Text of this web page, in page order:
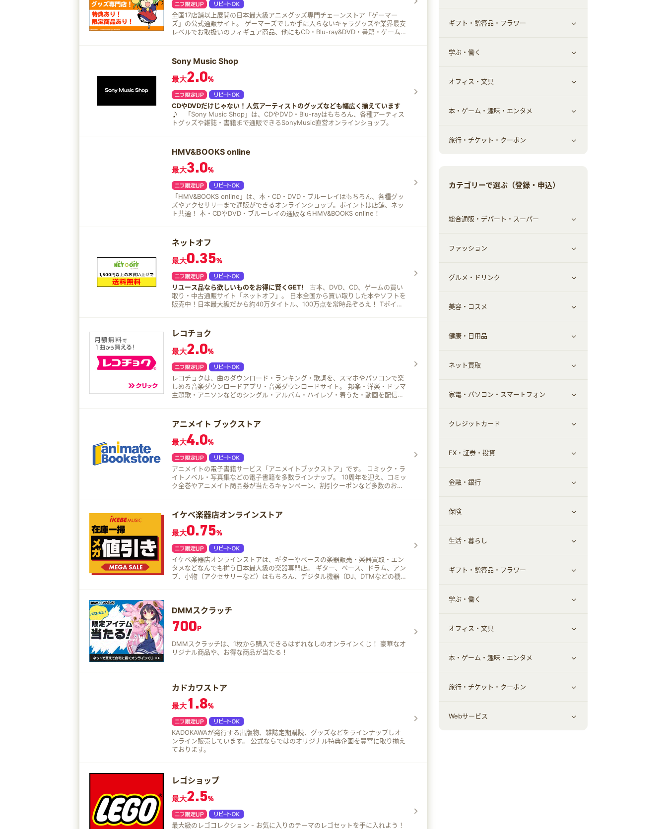
全国17店舗以上展開の日本最大級アニメグッズ専門チェーンストア「ゲーマー
ズ」の公式通販サイト。 ゲーマーズでしか手に入らないキャラグッズや業界最安
レベルでお取扱いのフィギュア商品、他にもCD・Blu-ray&DVD・書籍・ゲーム・
Sony Music Shop
最大2.0%
CDやDVDだけじゃない！人気アーティストのグッズなども幅広く揃えています
♪
「Sony Music Shop」は、CDやDVD・Blu-rayはもちろん、各種アーティス
トグッズや雑誌・書籍まで通販できるSonyMusic直営オンラインショップ。
HMV&BOOKS online
最大3.0%
「HMV&BOOKS online」は、本・CD・DVD・ブルーレイはもちろん、各種グッ
ズやアクセサリーまで通販ができるオンラインショップ。ポイントは店舗、ネッ
ト共通！ 本・CDやDVD・ブルーレイの通販ならHMV&BOOKS online！
ネットオフ
最大0.35%
リユース品なら欲しいものをお得に賢くGET! 古本、DVD、CD、ゲームの買い
取り・中古通販サイト「ネットオフ」。 日本全国から買い取りした本やソフトを
販売中！日本最大級だから約40万タイトル、100万点を常時品ぞろえ！ Tポイン
レコチョク
最大2.0%
レコチョクは、曲のダウンロード・ランキング・歌詞を、スマホやパソコンで楽
しめる音楽ダウンロードアプリ・音楽ダウンロードサイト。 邦楽・洋楽・ドラマ
主題歌・アニソンなどのシングル・アルバム・ハイレゾ・着うた・動画を配信
アニメイト ブックストア
最大4.0%
アニメイトの電子書籍サービス「アニメイトブックストア」です。 コミック・ラ
イトノベル・写真集などの電子書籍を多数ラインナップ。 10周年を迎え、コミッ
ク全巻やアニメイト商品券が当たるキャンペーン、割引クーポンなど多数のお得
イケベ楽器店オンラインストア
最大0.75%
イケベ楽器店オンラインストアは、ギターやベースの楽器販売・楽器買取・エン
タメなどなんでも揃う日本最大級の楽器専門店。 ギター、ベース、ドラム、アン
プ、小物（アクセサリーなど）はもちろん、デジタル機器（DJ、DTMなどの機器
る商品も多く取りそろえています。 渋谷、池袋、秋葉原、大阪に実店舗を構え、
DMMスクラッチ
700P
DMMスクラッチは、1枚から購入できるはずれなしのオンラインくじ！ 豪華なオ
リジナル商品や、お得な商品が当たる！
カドカワストア
最大1.8%
KADOKAWAが発行する出版物、雑誌定期購読、グッズなどをラインナップしオ
ンライン販売しています。 公式ならではのオリジナル特典企画を豊富に取り揃え
ております。
レゴショップ
最大2.5%
最大級のレゴコレクション - お気に入りのテーマのレゴセットを手に入れよう！
メンズ美容
美容・ダイエット用品
脱毛用品
美容食品
健康食品｜その他
スポーツ・フィットネス
日用品・薬局・からだ
スマホ・携帯電話・SIM
クレジットカード
すべて見る
車情報・カーシェア・レンタル
お役立ち
生活雑貨・家具インテリア
赤ちゃん・こども・マタニティ
ギフト・贈答品・フラワー
すべて見る
ギフト・贈答品
フラワー
学ぶ・働く
すべて見る
習い事・学習・学校
オフィス・文具
すべて見る
オフィス・文具
本・ゲーム・趣味・エンタメ
すべて見る
旅行・チケット・クーポン
カテゴリーで選ぶ（登録・申込）
総合通販・デパート・スーパー
すべて見る
総合通販
ファッション
すべて見る
ファッション
インナー・下着
スーツ・フォーマル
グルメ・ドリンク
すべて見る
グルメ
お酒
食材宅配
ウォーターサーバー
美容・コスメ
すべて見る
ヘアケア
エステ・サロン
メンズ美容
健康・日用品
すべて見る
スポーツ・フィットネス
日用品・薬局・からだ
ネット買取
すべて見る
ネット買取
家電・パソコン・スマートフォン
すべて見る
家電・パソコン・ソフトウェア
通信・レンタルサーバー
スマホ・携帯電話・SIM
定額制有料コンテンツ
クレジットカード
すべて見る
クレジットカード
FX・証券・投資
すべて見る
証券
仮想通貨
その他投資
金融・銀行
銀行・ネット銀行
キャッシング・ローン
その他金融
保険
すべて見る
保険相談・面談
生活・暮らし
すべて見る
住まい・暮らし
不動産
引越し
エコ・エネルギー
車情報・カーシェア・レンタル
ギフト・贈答品・フラワー
すべて見る
ギフト・贈答品
学ぶ・働く
すべて見る
習い事・学習・学校
仕事・転職
オフィス・文具
すべて見る
オフィス・文具
本・ゲーム・趣味・エンタメ
すべて見る
ゲーム・趣味
旅行・チケット・クーポン
すべて見る
Webサービス